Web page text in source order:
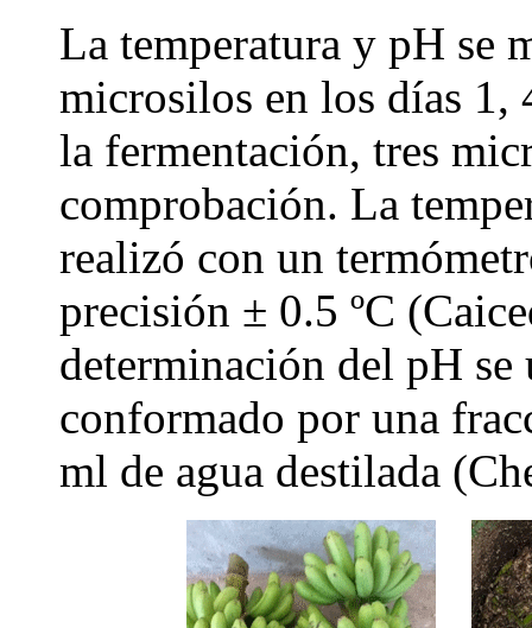
La temperatura y pH se
microsilos en los días 1,
la fermentación, tres
comprobación. La
realizó con un
precisión ± 0.5 ºC
determinación del pH
conformado por una
ml de agua destilada